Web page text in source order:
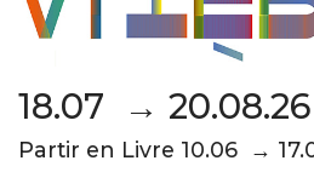
18.07 → 20.08.26
Partir en Livre 10.06 →